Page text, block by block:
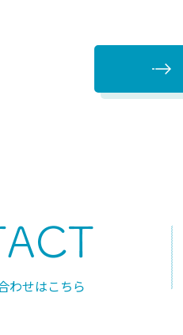
わせはこちら